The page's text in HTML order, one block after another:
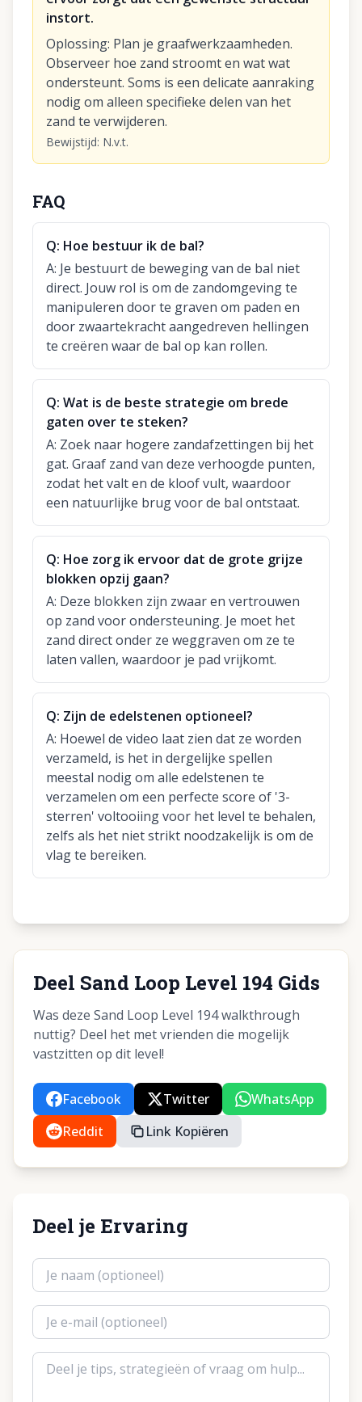
instort.
Oplossing: Plan je graafwerkzaamheden.
Observeer hoe zand stroomt en wat wat
ondersteunt. Soms is een delicate aanraking
nodig om alleen specifieke delen van het
zand te verwijderen.
Bewijstijd: N.v.t.
FAQ
Q: Hoe bestuur ik de bal?
A: Je bestuurt de beweging van de bal niet
direct. Jouw rol is om de zandomgeving te
manipuleren door te graven om paden en
door zwaartekracht aangedreven hellingen
te creëren waar de bal op kan rollen.
Q: Wat is de beste strategie om brede
gaten over te steken?
A: Zoek naar hogere zandafzettingen bij het
gat. Graaf zand van deze verhoogde punten,
zodat het valt en de kloof vult, waardoor
een natuurlijke brug voor de bal ontstaat.
Q: Hoe zorg ik ervoor dat de grote grijze
blokken opzij gaan?
A: Deze blokken zijn zwaar en vertrouwen
op zand voor ondersteuning. Je moet het
zand direct onder ze weggraven om ze te
laten vallen, waardoor je pad vrijkomt.
Q: Zijn de edelstenen optioneel?
A: Hoewel de video laat zien dat ze worden
verzameld, is het in dergelijke spellen
meestal nodig om alle edelstenen te
verzamelen om een perfecte score of '3-
sterren' voltooiing voor het level te behalen,
zelfs als het niet strikt noodzakelijk is om de
vlag te bereiken.
Deel Sand Loop Level 194 Gids
Was deze Sand Loop Level 194 walkthrough
nuttig? Deel het met vrienden die mogelijk
vastzitten op dit level!
Facebook Twitter
WhatsApp
Reddit
Link Kopiëren
Deel je Ervaring